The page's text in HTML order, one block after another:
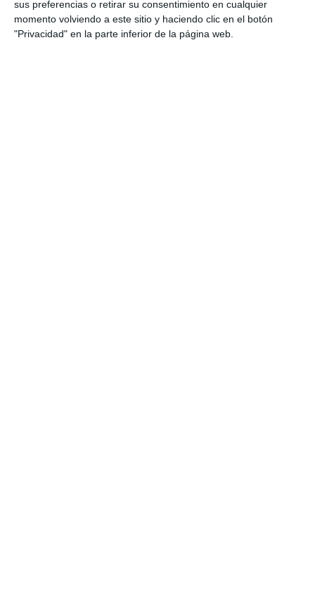
sus preferencias o retirar su consentimiento en cualquier
momento volviendo a este sitio y haciendo clic en el botón
"Privacidad" en la parte inferior de la página web.
civilización romana. Es recomendable
compartirla con el alumnado al inicio de la tarea